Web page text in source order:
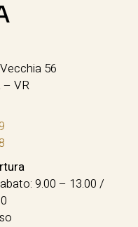
56
– VR
9.00 – 13.00 /